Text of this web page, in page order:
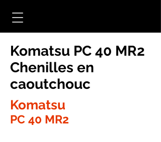
Komatsu PC 40 MR2
Chenilles en
caoutchouc
Komatsu
PC 40 MR2